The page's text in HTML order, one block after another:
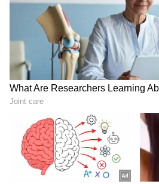
ಸ್ಯಾಂಡಲ್‌ವುಡ್ ಅಂಗಳದಲ್ಲಿ ವೈರಲ್
ಸುತ್ತತೊಡಗಿದೆ.